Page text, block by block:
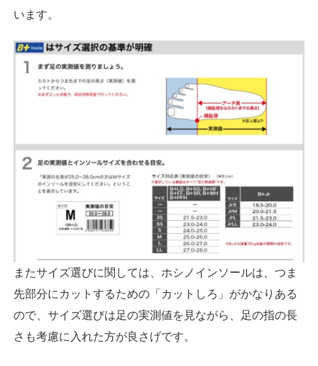
います。
またサイズ選びに関しては、ホシノインソールは、つま
先部分にカットするための「カットしろ」がかなりある
ので、サイズ選びは足の実測値を見ながら、足の指の長
さも考慮に入れた方が良さげです。